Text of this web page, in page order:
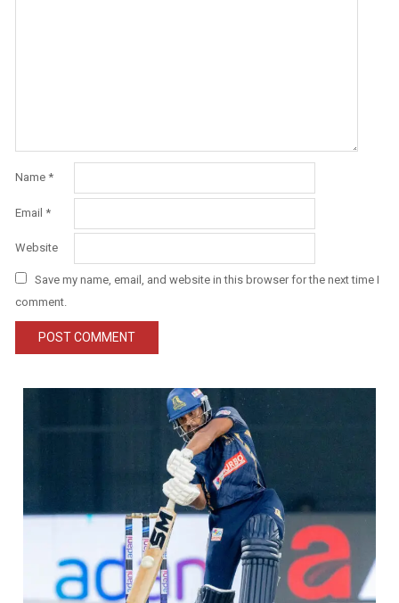
Name *
Email *
Website
Save my name, email, and website in this browser for the next time I
comment.